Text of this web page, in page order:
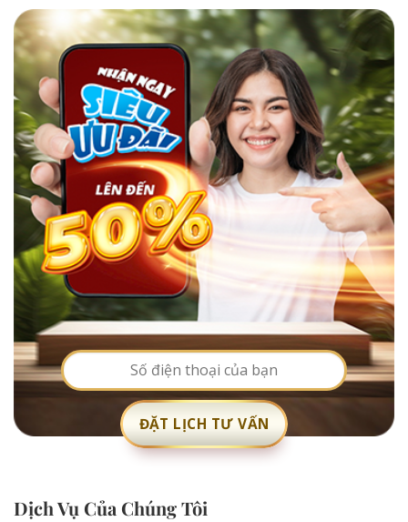
Dịch Vụ Của Chúng Tôi